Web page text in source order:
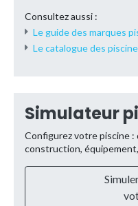
Consultez aussi :
Le guide des marques
Le catalogue des
Simulateur
Configurez votre piscine
construction,